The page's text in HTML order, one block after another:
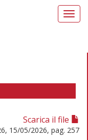
Scarica il file
15/05/2026, pag. 257